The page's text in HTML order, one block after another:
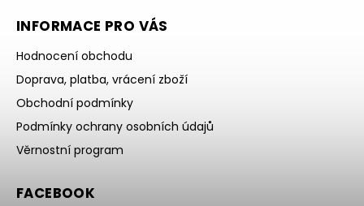
INFORMACE PRO VÁS
Hodnocení obchodu
Doprava, platba, vrácení zboží
Obchodní podmínky
Podmínky ochrany osobních údajů
Věrnostní program
FACEBOOK